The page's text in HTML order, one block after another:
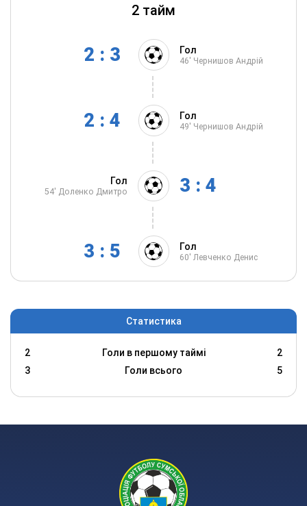
2 тайм
Гол
46' Чернишов Андрій
2 : 3
Гол
49' Чернишов Андрій
2 : 4
Гол
54' Доленко Дмитро 3 : 4
Гол
60'Левченко Денис
3 : 5
Статистика
2 Голи в першому таймі
2
3
Голи всього 5